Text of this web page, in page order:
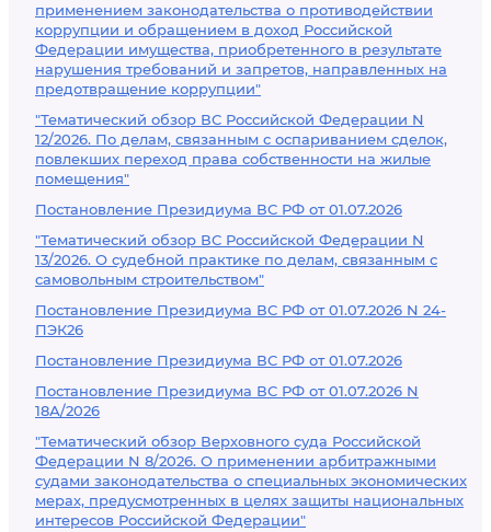
применением законодательства о противодействии
коррупции и обращением в доход Российской
Федерации имущества, приобретенного в результате
нарушения требований и запретов, направленных на
предотвращение коррупции"
"Тематический обзор ВС Российской Федерации N
12/2026. По делам, связанным с оспариванием сделок,
повлекших переход права собственности на жилые
помещения"
Постановление Президиума ВС РФ от 01.07.2026
"Тематический обзор ВС Российской Федерации N
13/2026. О судебной практике по делам, связанным с
самовольным строительством"
Постановление Президиума ВС РФ от 01.07.2026 N 24-
ПЭК26
Постановление Президиума ВС РФ от 01.07.2026
Постановление Президиума ВС РФ от 01.07.2026 N
18А/2026
"Тематический обзор Верховного суда Российской
Федерации N 8/2026. О применении арбитражными
судами законодательства о специальных экономических
мерах, предусмотренных в целях защиты национальных
интересов Российской Федерации"